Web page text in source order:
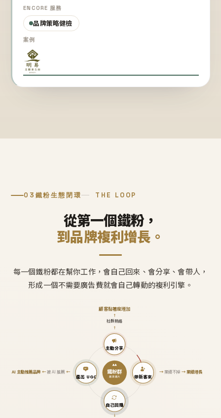
ENCORE 服務
品牌策略健檢
案例
03 鐵粉生態閉環 THE LOOP
從第一個鐵粉，
到品牌複利增長。
每一個鐵粉都在幫你工作，會自己回來、會分享、會帶人，
形成一個不需要廣告費就會自己轉動的複利引擎。
鐵粉群
越滾越大
主動分享
↑
社群熱絡
↑
顧客黏著度增加
帶新客來
→業績不掉 →業績增長
自己回購
↓
產出 UGC
AI 主動推薦品牌←被 AI 推薦 ←